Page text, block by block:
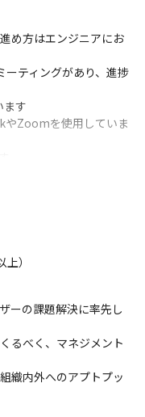
め方はエンジニアにお
ーティングがあり、進捗
ます
やZoomを使用していま
ンジニアで開発を行っ
、アプリエンジニア1
エンドエンジニア2名
ため、「自分たちが本
ます
開発のやりがいを感じ
中に期待されているサ
）
ーの課題解決に率先し
るべく、マネジメント
織内外へのアプトプッ